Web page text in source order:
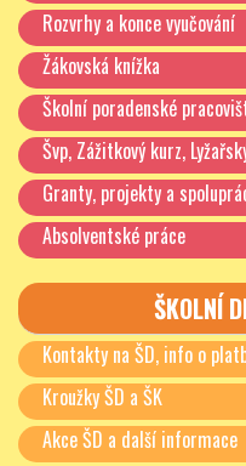
Rozvrhy a konce vyučování
Žákovská knížka
Školní poradenské
Švp, Zážitkový kurz,
Granty, projekty a
Absolventské práce
ŠKOLNÍ
Kontakty na ŠD, info o
Kroužky ŠD a ŠK
Akce ŠD a další informace